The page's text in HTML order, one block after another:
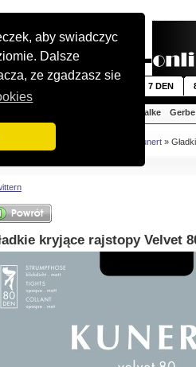
aby swiadczyc
Dalsze
ze zgadzasz sie
7 DEN
Falke Gerbe
tutaj: Kunert »
kryjące rajstopy Velvet